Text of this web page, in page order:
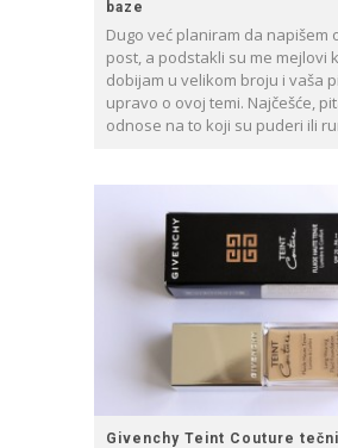
baze
Dugo već planiram da napišem
post, a podstakli su me mejlovi
dobijam u velikom broju i vaša
upravo o ovoj temi. Najčešće,
odnose na to koji su puderi ili
Givenchy Teint Couture